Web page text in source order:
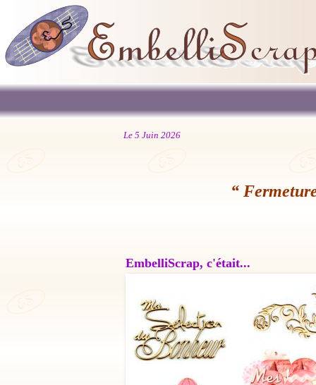
Le 5 Juin 2026
“
EmbelliScrap, c'était...